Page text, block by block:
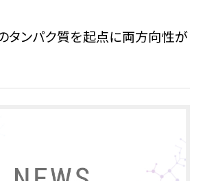
タンパク質を起点に両方向性が